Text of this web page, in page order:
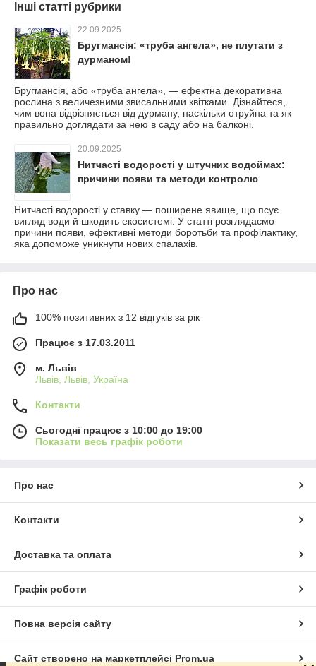
Інші статті рубрики
22.09.2025
Бругмансія: «труба ангела», не плутати з
дурманом!
Бругмансія, або «труба ангела», — ефектна декоративна
рослина з величезними звисальними квітками. Дізнайтеся,
чим вона відрізняється від дурману, наскільки отруйна та як
правильно доглядати за нею в саду або на балконі.
20.09.2025
Нитчасті водорості у штучних водоймах:
причини появи та методи контролю
Нитчасті водорості у ставку — поширене явище, що псує
вигляд води й шкодить екосистемі. У статті розглядаємо
причини появи, ефективні методи боротьби та профілактику,
яка допоможе уникнути нових спалахів.
Про нас
100% позитивних з 12 відгуків за рік
Працює з 17.03.2011
м. Львів
Львів, Львів, Україна
Контакти
Сьогодні працює з 10:00 до 19:00
Показати весь графік роботи
Про нас
Контакти
Доставка та оплата
Графік роботи
Повна версія сайту
Сайт створено на маркетплейсі Prom.ua